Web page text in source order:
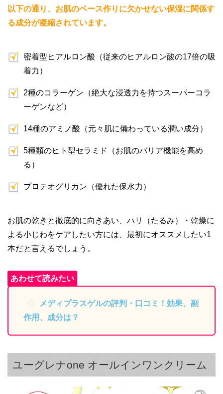
以下の通り、お肌のベース作りに欠かせない保湿に関係す
る成分が凝縮されています。
密着型ヒアルロン酸（従来のヒアルロン酸の17倍の吸
着力）
2種のコラーゲン（絶大な浸透力を持つスーパーコラ
ーゲンなど）
14種のアミノ酸（元々肌に備わっている潤い成分）
5種類のヒト型セラミド（お肌のバリア機能を高め
る）
プロテオグリカン（優れた保水力）
お肌の乾きと徹底的に向きあい、ハリ（たるみ）・乾燥に
よる小じわをケアしたい方には、最初にオススメしたい1
本だと言えるでしょう。
メディプラスゲルの評判・口コミ！効果、副
作用、成分は？
ユーグレナone オールインワンクリーム